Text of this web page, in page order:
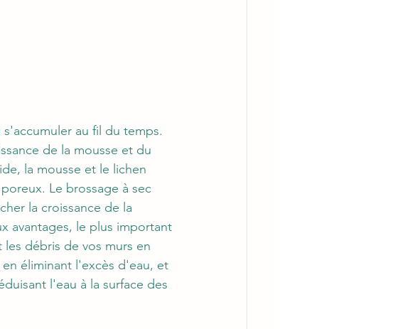
au fil du temps.
de la mousse et du
la mousse et le lichen
Le brossage à sec
la croissance de la
avantages, le plus important
débris de vos murs en
éliminant l'excès d'eau, et
l'eau à la surface des